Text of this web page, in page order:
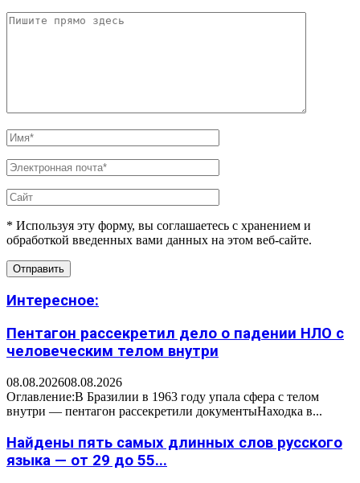
* Используя эту форму, вы соглашаетесь с хранением и
обработкой введенных вами данных на этом веб-сайте.
Интересное:
Пентагон рассекретил дело о падении НЛО с
человеческим телом внутри
08.08.202608.08.2026
Оглавление:В Бразилии в 1963 году упала сфера с телом
внутри — пентагон рассекретили документыНаходка в...
Найдены пять самых длинных слов русского
языка — от 29 до 55...